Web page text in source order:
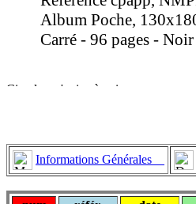
Album Poche,
Carré - 96 pages -
Informations Générales